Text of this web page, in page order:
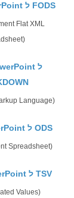
להמיר PowerPoint ל FODS
Flat XML
Language)
להמיר PowerPoint ל ODS
Spreadsheet)
להמיר PowerPoint ל TSV
Values)